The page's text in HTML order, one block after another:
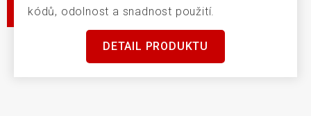
kódů, odolnost a snadnost použití.
DETAIL PRODUKTU